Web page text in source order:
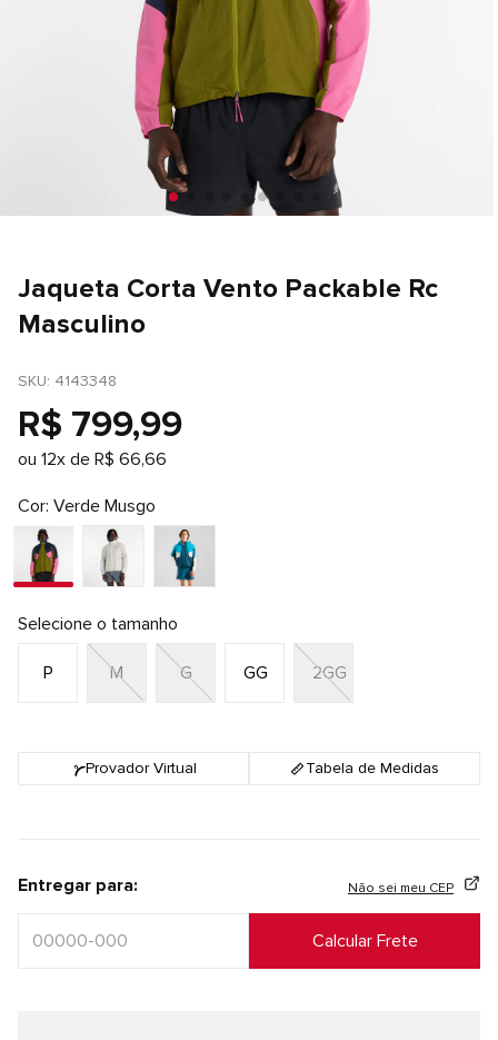
Jaqueta Corta Vento Packable Rc
Masculino
SKU: 4143348
R$ 799,99
ou 12x de R$ 66,66
Cor Verde Musgo
Selecione o tamanho
2GG
G GG
M
P
Provador Virtual Tabela de Medidas
Entregar para: Não sei meu CEP